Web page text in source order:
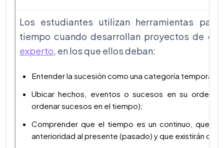
Los estudiantes utilizan herramientas
tiempo cuando desarrollan proyectos de
experto, en los que ellos deban:
Entender la sucesión como una categoría temporal;
Ubicar hechos, eventos o sucesos en su orden
ordenar sucesos en el tiempo);
Comprender que el tiempo es un continuo, que
anterioridad al presente (pasado) y que existirán